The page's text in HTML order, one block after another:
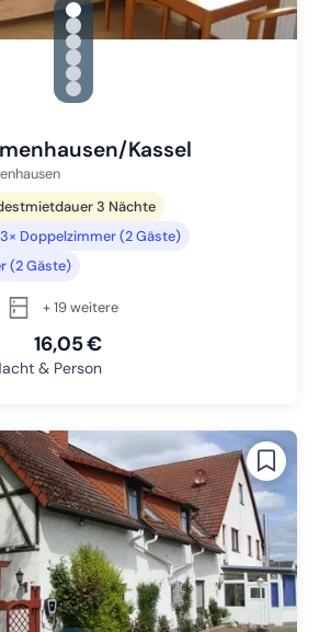
gallery.slide_selector
Zu Slide 1 wechseln
Zu Slide 2 wechseln
Zu Slide 3 wechseln
Zu Slide 4 wechseln
Zu Slide 5 wechseln
Zu Slide 6 wechseln
Kassel
3 Nächte
3× Doppelzimmer (2 Gäste)
(2 Gäste)
+ 19 weitere
16,05 €
& Person